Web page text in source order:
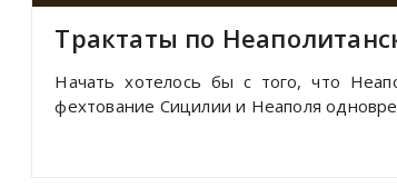
Трактаты по
Начать хотелось бы с того, что
фехтование Сицилии и Неаполя